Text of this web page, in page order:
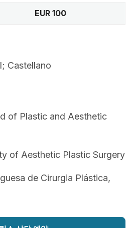
EUR 100
Castellano
of Plastic and Aesthetic
of Aesthetic Plastic Surgery
de Cirurgia Plástica,